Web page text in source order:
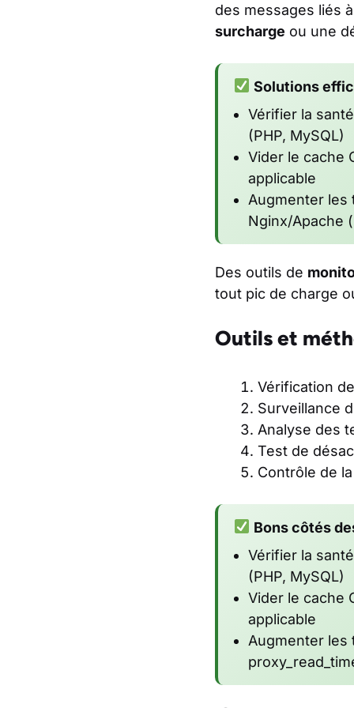
des messages liés
surcharge ou une
Solutions
Vérifier la
(PHP, MySQL)
Vider le cache
applicable
Augmenter les
Nginx/Apache
Des outils de
tout pic de charge
Outils et
Vérification
Surveillance
Analyse des
Test de
Contrôle de
Bons côtés
Vérifier la
(PHP, MySQL)
Vider le cache
applicable
Augmenter les